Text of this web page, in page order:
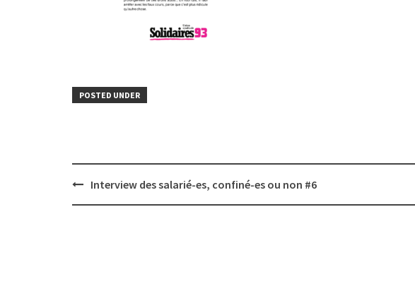
POSTED UNDER
PostInterview des salarié-es, confiné-es ou non #6